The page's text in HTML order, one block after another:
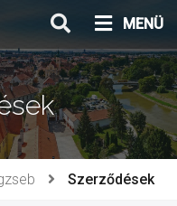
MENÜ
Szerződések